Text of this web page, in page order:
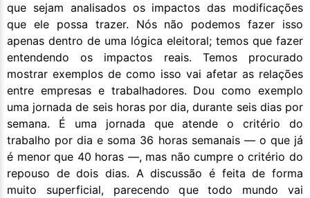
que sejam analisados os impactos das modificações
que ele possa trazer. Nós não podemos fazer isso
apenas dentro de uma lógica eleitoral; temos que fazer
entendendo os impactos reais. Temos procurado
mostrar exemplos de como isso vai afetar as relações
entre empresas e trabalhadores. Dou como exemplo
uma jornada de seis horas por dia, durante seis dias por
semana. É uma jornada que atende o critério do
trabalho por dia e soma 36 horas semanais — o que já
é menor que 40 horas —, mas não cumpre o critério do
repouso de dois dias. A discussão é feita de forma
muito superficial, parecendo que todo mundo vai